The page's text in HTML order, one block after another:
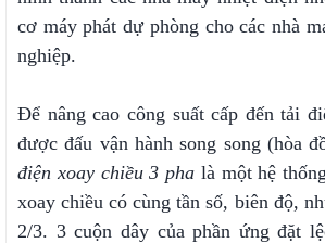
cơ máy phát dự phòng cho các nhà
nghiệp.
Để nâng cao công suất cấp đến tải
được đấu vận hành song song (hòa
điện xoay chiều 3 pha là một hệ
xoay chiều có cùng tần số, biên độ,
2/3. 3 cuộn dây của phần ứng đặt